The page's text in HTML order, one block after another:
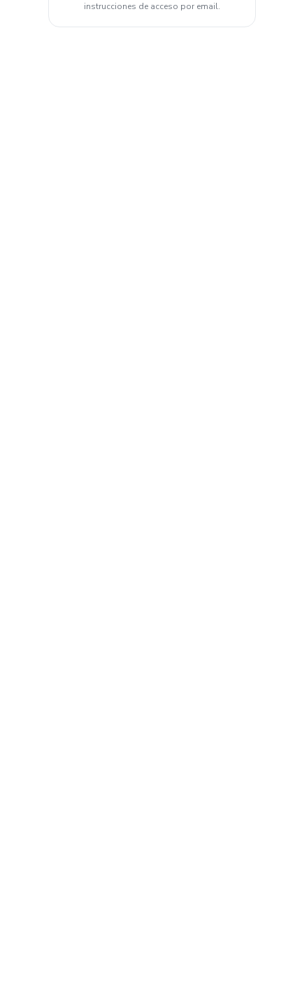
instrucciones de acceso por email.